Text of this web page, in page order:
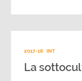
2017-18 INT
La